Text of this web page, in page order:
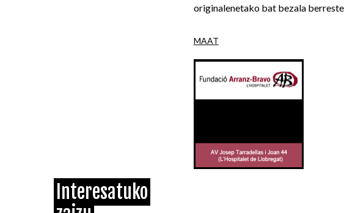
originalenetako bat bezala
MAAT
Interesatuko